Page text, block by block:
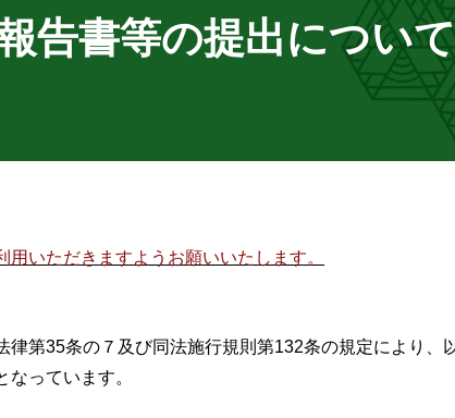
告書等の提出について
いただきますようお願いいたします。
第35条の７及び同法施行規則第132条の規定により、
っています。